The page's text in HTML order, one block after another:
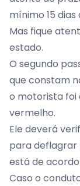
mínimo 15
Mas fique
estado.
O segundo
que constam
o motorista foi
vermelho.
Ele deverá
para deflagrar
está de
Caso o